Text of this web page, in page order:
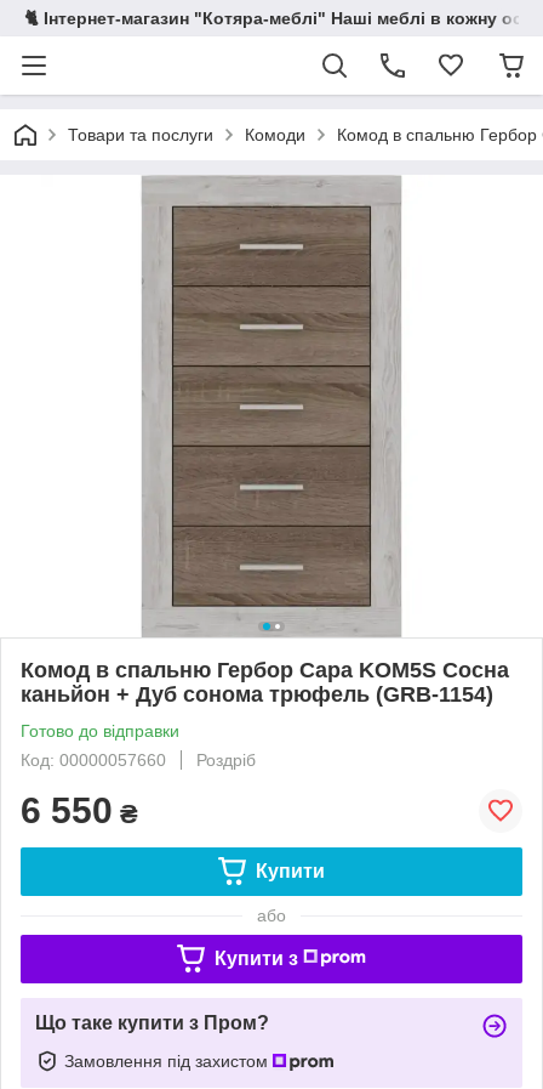
🐈 Інтернет-магазин "Котяра-меблі" Наші меблі в кожну
Товари та послуги Комоди Комод в спальню
Комод в спальню Гербор Сара KOM5S Сосна
каньйон + Дуб сонома трюфель (GRB-1154)
Готово до відправки
Код: 00000057660
Роздріб
6 550 ₴
Купити
або
Купити з
Що таке купити з Пром?
Замовлення під захистом